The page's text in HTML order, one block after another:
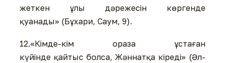
жеткен ұлы дәрежесін көргенде
қуанады» (Бұхари, Саум, 9).
12.«Кімде-кім ораза ұстаған
күйінде қайтыс болса, Жәннатқа кіреді» (Әл-